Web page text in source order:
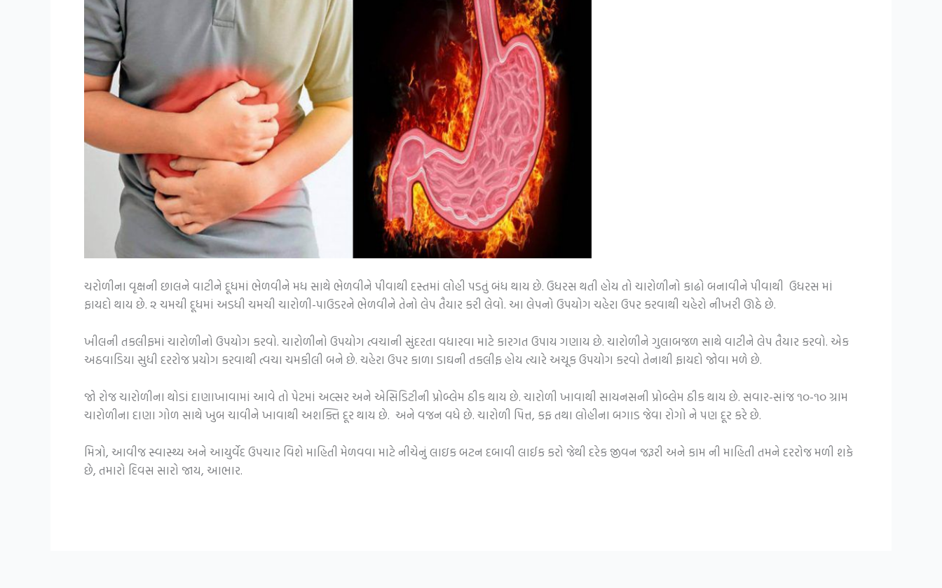
ચરોળીના વૃક્ષની છાલને વાટીને દૂધમાં ભેળવીને મધ સાથે ભેળવીને પીવાથી દસ્તમાં લોહી પડતું બંધ થાય છે. ઉધરસ થતી હોય તો ચારોળીનો કાઢો બનાવીને પીવાથી ઉધરસ માં
ફાયદો થાય છે. ૨ ચમચી દૂધમાં અડધી ચમચી ચારોળી-પાઉડરને ભેળવીને તેનો લેપ તૈયાર કરી લેવો. આ લેપનો ઉપયોગ ચહેરા ઉપર કરવાથી ચહેરો નીખરી ઊઠે છે.
ખીલની તકલીફમાં ચારોળીનો ઉપયોગ કરવો. ચારોળીનો ઉપયોગ ત્વચાની સુંદરતા વધારવા માટે કારગત ઉપાય ગણાય છે. ચારોળીને ગુલાબજળ સાથે વાટીને લેપ તૈયાર કરવો. એક
અઠવાડિયા સુધી દરરોજ પ્રયોગ કરવાથી ત્વચા ચમકીલી બને છે. ચહેરા ઉપર કાળા ડાઘની તકલીફ હોય ત્યારે અચૂક ઉપયોગ કરવો તેનાથી ફાયદો જોવા મળે છે.
જો રોજ ચારોળીના થોડાં દાણાખાવામાં આવે તો પેટમાં અલ્સર અને એસિડિટીની પ્રોબ્લેમ ઠીક થાય છે. ચારોળી ખાવાથી સાયનસની પ્રોબ્લેમ ઠીક થાય છે. સવાર-સાંજ ૧૦-૧૦ ગ્રામ
ચારોળીના દાણા ગોળ સાથે ખુબ ચાવીને ખાવાથી અશક્તિ દૂર થાય છે. અને વજન વધે છે. ચારોળી પિત્ત, કફ તથા લોહીના બગાડ જેવા રોગો ને પણ દૂર કરે છે.
મિત્રો, આવીજ સ્વાસ્થ્ય અને આયુર્વેદ ઉપચાર વિશે માહિતી મેળવવા માટે નીચેનું લાઇક બટન દબાવી લાઈક કરો જેથી દરેક જીવન જરૂરી અને કામ ની માહિતી તમને દરરોજ મળી શકે
છે, તમારો દિવસ સારો જાય, આભાર.